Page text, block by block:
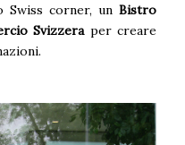
Swiss corner, un Bistro
Svizzeraper creare